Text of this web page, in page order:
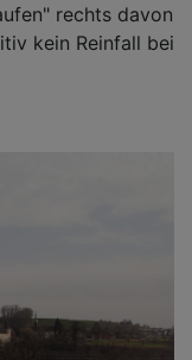
rechts davon
kein Reinfall bei